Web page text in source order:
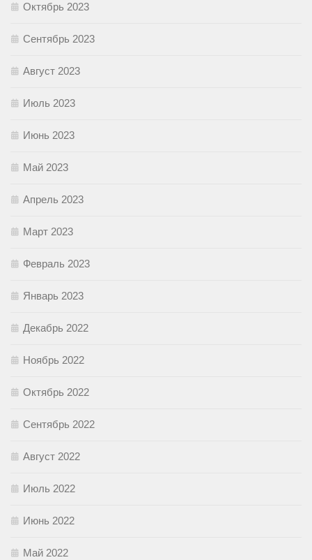
Октябрь 2023
Сентябрь 2023
Август 2023
Июль 2023
Июнь 2023
Май 2023
Апрель 2023
Март 2023
Февраль 2023
Январь 2023
Декабрь 2022
Ноябрь 2022
Октябрь 2022
Сентябрь 2022
Август 2022
Июль 2022
Июнь 2022
Май 2022